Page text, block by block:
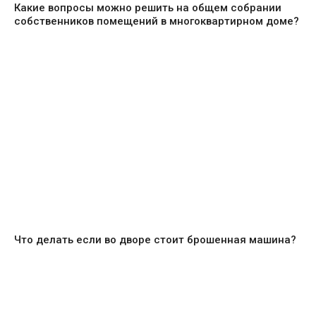
Какие вопросы можно решить на общем собрании
собственников помещений в многоквартирном доме?
Что делать если во дворе стоит брошенная машина?